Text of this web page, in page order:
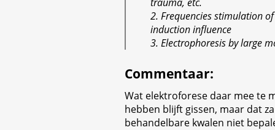
2. Frequencies stimulation
induction influence
3. Electrophoresis by large
Commentaar:
Wat elektroforese daar mee te
hebben blijft gissen, maar dat
behandelbare kwalen niet